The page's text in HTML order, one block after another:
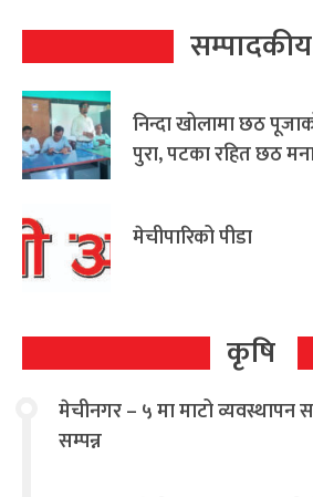
सम्पादकीय
निन्दा खोलामा छठ
पुरा, पटका रहित छठ
मेचीपारिको पीडा
कृषि
मेचीनगर – ५ मा माटो व्यवस्थापन
सम्पन्न